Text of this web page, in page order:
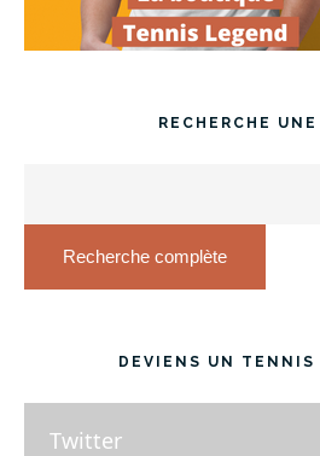
RECHERCHE
Recherche complète
DEVIENS UN TENNIS
Twitter